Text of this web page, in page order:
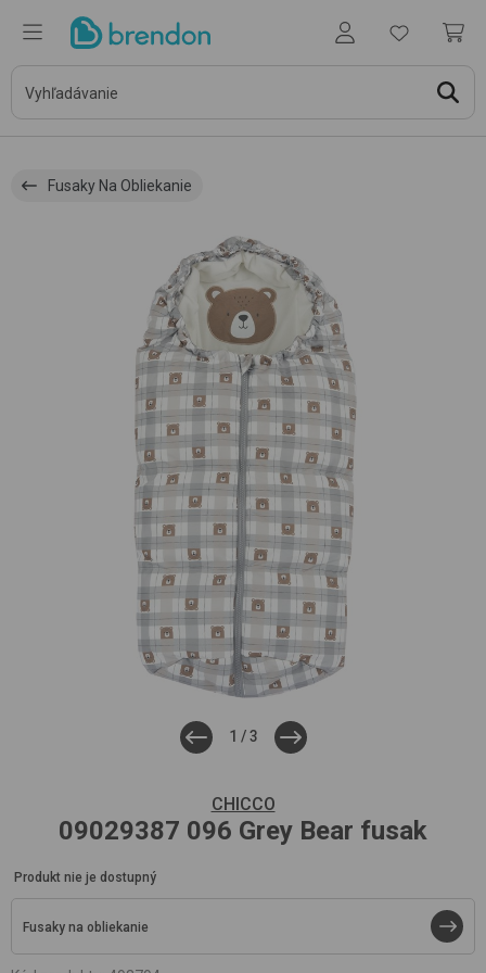
Fusaky Na Obliekanie
1 /3
CHICCO
09029387 096 Grey Bear fusak
Produkt nie je dostupný
Fusaky na obliekanie